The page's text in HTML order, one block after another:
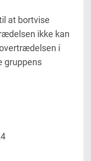
at bortvise
ikke kan
i
gruppens